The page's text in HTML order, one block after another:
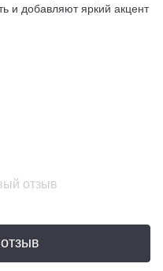
и добавляют яркий акцент
отзыв